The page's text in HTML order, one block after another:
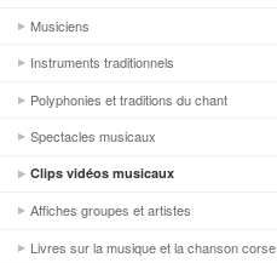
Musiciens
Instruments traditionnels
Polyphonies et traditions du chant
Spectacles musicaux
Clips vidéos musicaux
Affiches groupes et artistes
Livres sur la musique et la chanson corse